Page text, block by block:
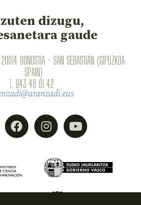
dizugu,
gaude
DONOSTIA - SAN SEBASTIÁN (GIPUZKOA
· SPAIN)
T. 943 46 61 42